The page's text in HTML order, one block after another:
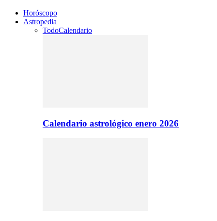
Horóscopo
Astropedia
TodoCalendario
Calendario astrológico enero 2026